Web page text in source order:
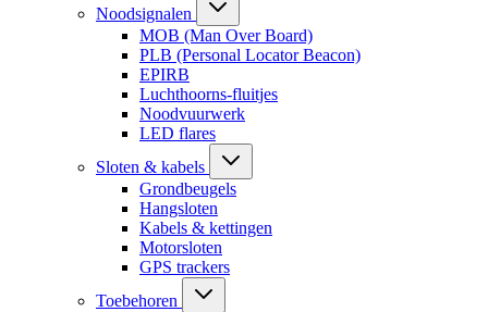
Noodsignalen
MOB (Man Over Board)
PLB (Personal Locator Beacon)
EPIRB
Luchthoorns-fluitjes
Noodvuurwerk
LED flares
Sloten & kabels
Grondbeugels
Hangsloten
Kabels & kettingen
Motorsloten
GPS trackers
Toebehoren